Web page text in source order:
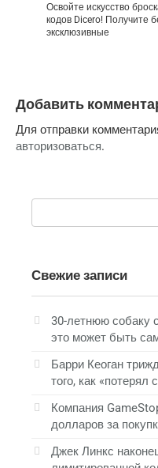
Освойте искусство
кодов Dicero! Получите
эксклюзивные
Добавить
Для отправки
авторизоваться.
Поиск:
Свежие записи
30-летнюю собаку
это может быть
Барри Кеоган
того, как «потерял
Компания
долларов за
Джек Линкс